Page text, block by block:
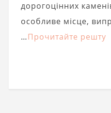
дорогоцінних
особливе місце,
…Прочитайте решту